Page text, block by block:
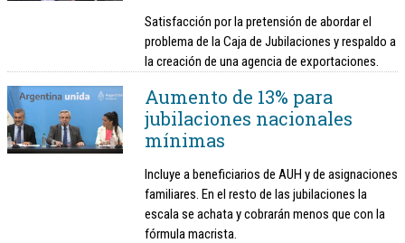
Satisfacción por la pretensión de abordar el
problema de la Caja de Jubilaciones y respaldo a
la creación de una agencia de exportaciones.
Aumento de 13% para
jubilaciones nacionales
mínimas
Incluye a beneficiarios de AUH y de asignaciones
familiares. En el resto de las jubilaciones la
escala se achata y cobrarán menos que con la
fórmula macrista.